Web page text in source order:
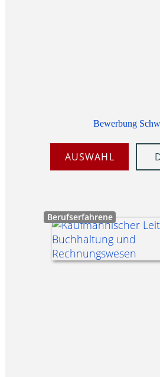
Bewerbung
AUSWAHL
Berufserfahrene